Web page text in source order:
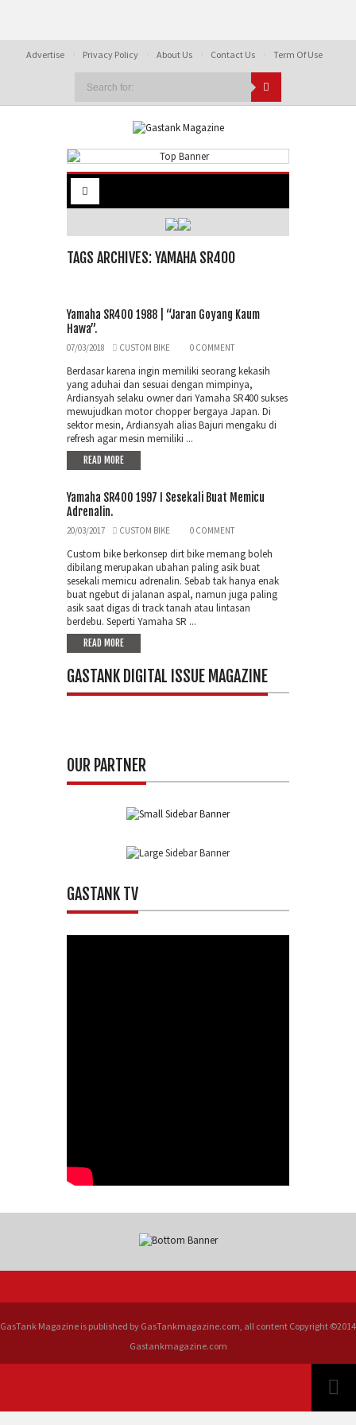
Advertise Privacy Policy About Us Contact Us Term Of Use
TAGS ARCHIVES: YAMAHA SR400
Yamaha SR400 1988 | “Jaran Goyang Kaum
Hawa”.
07/03/2018 CUSTOM BIKE 0 COMMENT
Berdasar karena ingin memiliki seorang kekasih
yang aduhai dan sesuai dengan mimpinya,
Ardiansyah selaku owner dari Yamaha SR400 sukses
mewujudkan motor chopper bergaya Japan. Di
sektor mesin, Ardiansyah alias Bajuri mengaku di
refresh agar mesin memiliki ...
READ MORE
Yamaha SR400 1997 I Sesekali Buat Memicu
Adrenalin.
20/03/2017 CUSTOM BIKE 0 COMMENT
Custom bike berkonsep dirt bike memang boleh
dibilang merupakan ubahan paling asik buat
sesekali memicu adrenalin. Sebab tak hanya enak
buat ngebut di jalanan aspal, namun juga paling
asik saat digas di track tanah atau lintasan
berdebu. Seperti Yamaha SR ...
READ MORE
GASTANK DIGITAL ISSUE MAGAZINE
OUR PARTNER
GASTANK TV
GasTank Magazine is published by GasTankmagazine.com, all content Copyright ©2014
Gastankmagazine.com